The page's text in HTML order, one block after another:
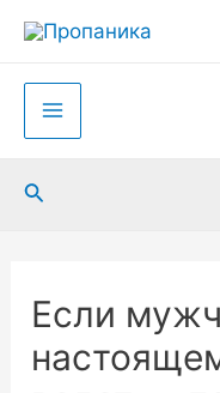
Перейти
содержимому
Main
Menu
Поиск
Если